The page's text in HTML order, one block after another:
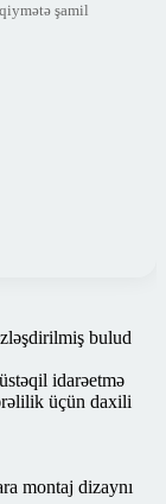
şamil
bulud
idarəetmə
üçün daxili
montaj dizaynı